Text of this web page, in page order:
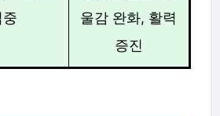
중
울감 완화, 활력
증진